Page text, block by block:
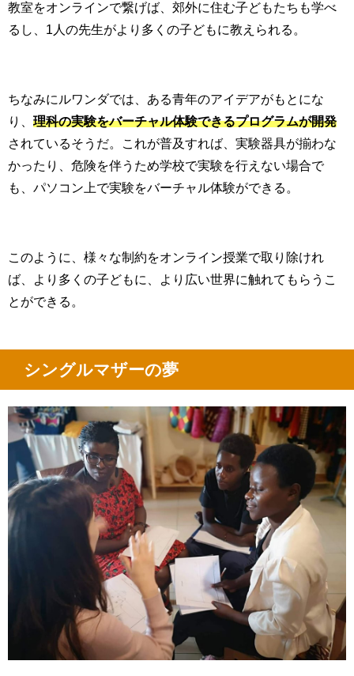
教室をオンラインで繋げば、郊外に住む子どもたちも学べ
るし、 1 人の先生がより多くの子どもに教えられる。
ちなみにルワンダでは、ある青年のアイデアがもとにな
り、 理科の実験をバーチャル体験できるプログラムが開発
されているそうだ。これが普及すれば、実験器具が揃わな
かったり、危険を伴うため学校で実験を行えない場合で
も、パソコン上で実験をバーチャル体験ができる。
このように、様々な制約をオンライン授業で取り除けれ
ば、より多くの子どもに、より広い世界に触れてもらうこ
とができる。
シングルマザーの夢